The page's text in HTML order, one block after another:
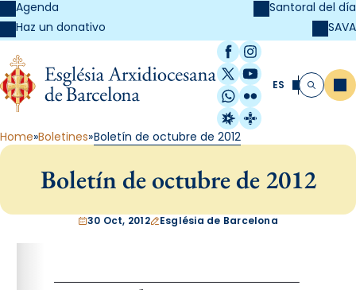
Agenda
Haz un donativo
Santoral del día
SAVA
Facebook
Instagram
X / Twitter
YouTube
WhatsApp
Flickr
Radio Estel
Catalunya
ES Buscar
Home Boletines Boletín de octubre de 2012
Boletín de octubre de 2012
30 Oct, 2012 Església de Barcelona